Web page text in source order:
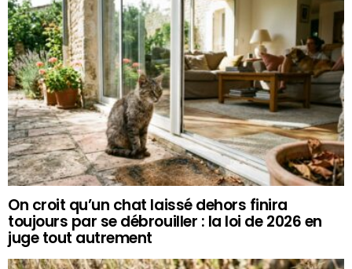
On croit qu’un chat laissé dehors finira
toujours par se débrouiller : la loi de 2026 en
juge tout autrement